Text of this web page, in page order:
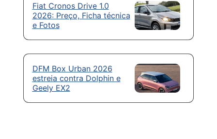
Fiat Cronos Drive 1.0
2026: Preço, Ficha técnica
e Fotos
DFM Box Urban 2026
estreia contra Dolphin e
Geely EX2